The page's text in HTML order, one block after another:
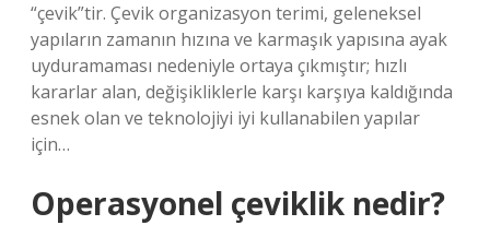
“çevik”tir. Çevik organizasyon terimi, geleneksel
yapıların zamanın hızına ve karmaşık yapısına ayak
uyduramaması nedeniyle ortaya çıkmıştır; hızlı
kararlar alan, değişikliklerle karşı karşıya kaldığında
esnek olan ve teknolojiyi iyi kullanabilen yapılar
için…
Operasyonel çeviklik nedir?